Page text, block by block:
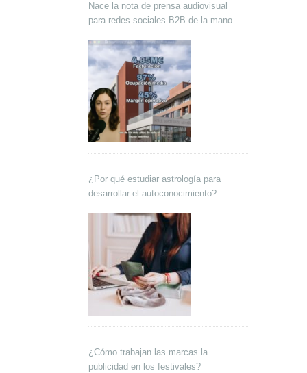
Nace la nota de prensa audiovisual
para redes sociales B2B de la mano de
¿Por qué estudiar astrología para
desarrollar el autoconocimiento?
¿Cómo trabajan las marcas la
publicidad en los festivales?